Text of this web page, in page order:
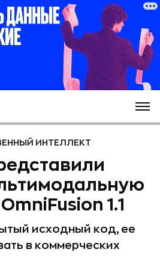
ИНТЕЛЛЕКТ
1.1
исходный код, ее
в коммерческих